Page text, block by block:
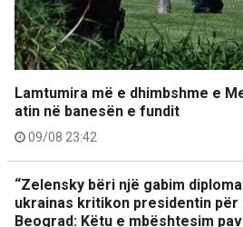
Lamtumira më e dhimbshme e
atin në banesën e fundit
09/08 23:42
“Zelensky bëri një gabim
ukrainas kritikon presidentin për
Beograd: Këtu e mbështesim